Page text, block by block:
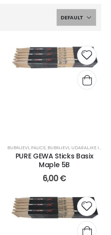
PALICEBUBNJEVI, PALICE, BUBNJEVI, UDARALJKE I PRIBOR
PURE GEWA Sticks Basix
Maple 5B
6,00€